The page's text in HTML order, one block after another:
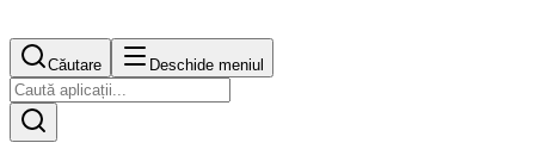
Căutare Deschide meniul